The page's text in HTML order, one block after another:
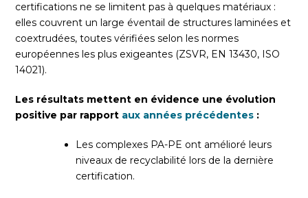
certifications ne se limitent pas à quelques matériaux :
elles couvrent un large éventail de structures laminées et
coextrudées, toutes vérifiées selon les normes
européennes les plus exigeantes (ZSVR, EN 13430, ISO
14021).
Les résultats mettent en évidence une évolution
positive par rapport aux années précédentes :
Les complexes PA-PE ont amélioré leurs
niveaux de recyclabilité lors de la dernière
certification.